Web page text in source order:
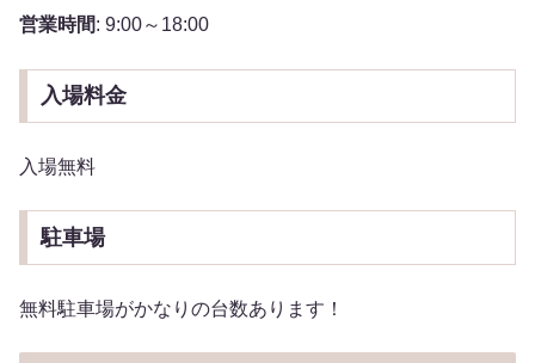
営業時間: 9:00～18:00
入場料金
入場無料
駐車場
無料駐車場がかなりの台数あります！